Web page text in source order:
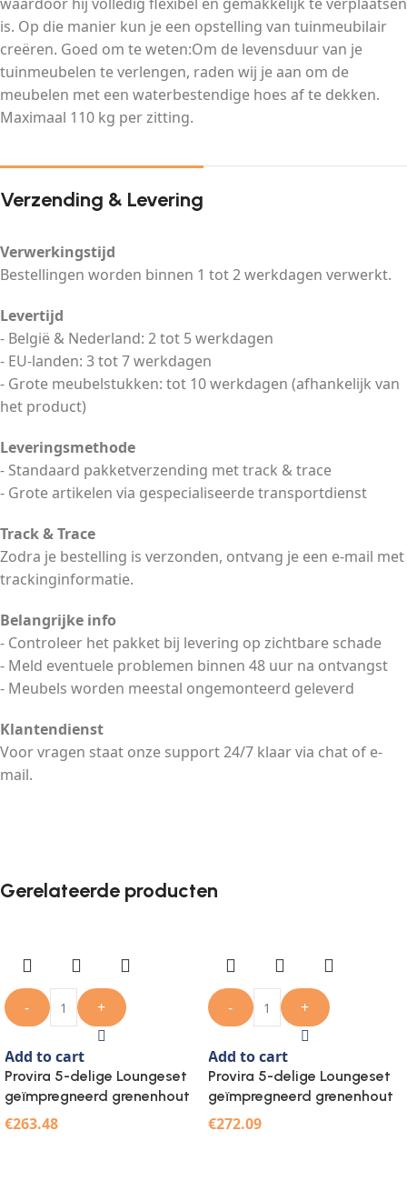
is. Op die manier kun je een opstelling van tuinmeubilair
creëren. Goed om te weten:Om de levensduur van je
tuinmeubelen te verlengen, raden wij je aan om de
meubelen met een waterbestendige hoes af te dekken.
Maximaal 110 kg per zitting.
Verzending & Levering
Verwerkingstijd
Bestellingen worden binnen 1 tot 2 werkdagen verwerkt.
Levertijd
- België & Nederland: 2 tot 5 werkdagen
- EU-landen: 3 tot 7 werkdagen
- Grote meubelstukken: tot 10 werkdagen (afhankelijk van
het product)
Leveringsmethode
- Standaard pakketverzending met track & trace
- Grote artikelen via gespecialiseerde transportdienst
Track & Trace
Zodra je bestelling is verzonden, ontvang je een e-mail met
trackinginformatie.
Belangrijke info
- Controleer het pakket bij levering op zichtbare schade
- Meld eventuele problemen binnen 48 uur na ontvangst
- Meubels worden meestal ongemonteerd geleverd
Klantendienst
Voor vragen staat onze support 24/7 klaar via chat of e-
mail.
Gerelateerde producten
- +
Add to cart
Provira 5-delige Loungeset
geïmpregneerd grenenhout
€263.48
- +
Add to cart
Provira 5-delige Loungeset
geïmpregneerd grenenhout
€272.09